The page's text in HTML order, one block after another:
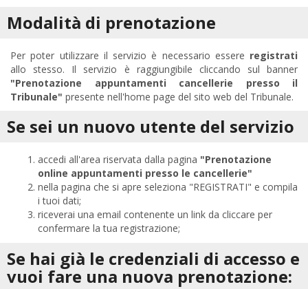
Modalità di prenotazione
Per poter utilizzare il servizio è necessario essere registrati
allo stesso. Il servizio è raggiungibile cliccando sul banner
"Prenotazione appuntamenti cancellerie presso il
Tribunale" presente nell'home page del sito web del Tribunale.
Se sei un nuovo utente del servizio
accedi all'area riservata dalla pagina "Prenotazione
online appuntamenti presso le cancellerie"
nella pagina che si apre seleziona "REGISTRATI" e compila
i tuoi dati;
riceverai una email contenente un link da cliccare per
confermare la tua registrazione;
Se hai già le credenziali di accesso e
vuoi fare una nuova prenotazione: